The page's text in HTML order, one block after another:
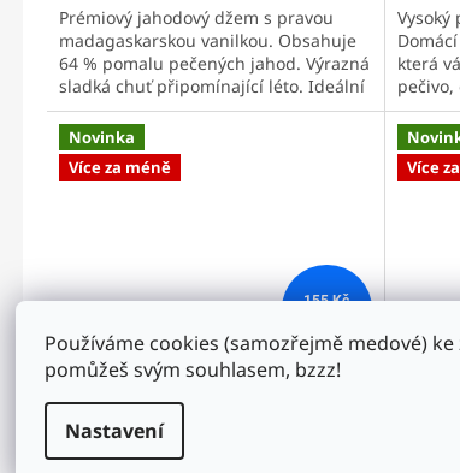
Používáme cookies (samozřejmě medové)
pomůžeš svým souhlasem, bzzz!
Nastavení
Prémiový jahodový džem s pravou
madagaskarskou vanilkou. Obsahuje
64 % pomalu pečených jahod. Výrazná
sladká chuť připomínající léto. Ideální
na palačinky, lívance, vafle,...
Vysoký
která
Novinka
Více za méně
155 Kč
Med s propolisem
Více